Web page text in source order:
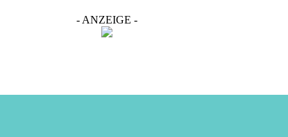
- ANZEIGE -